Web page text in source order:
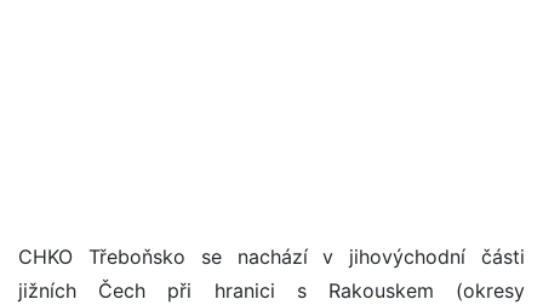
CHKO Třeboňsko se nachází v jihovýchodní části
jižních Čech při hranici s Rakouskem (okresy